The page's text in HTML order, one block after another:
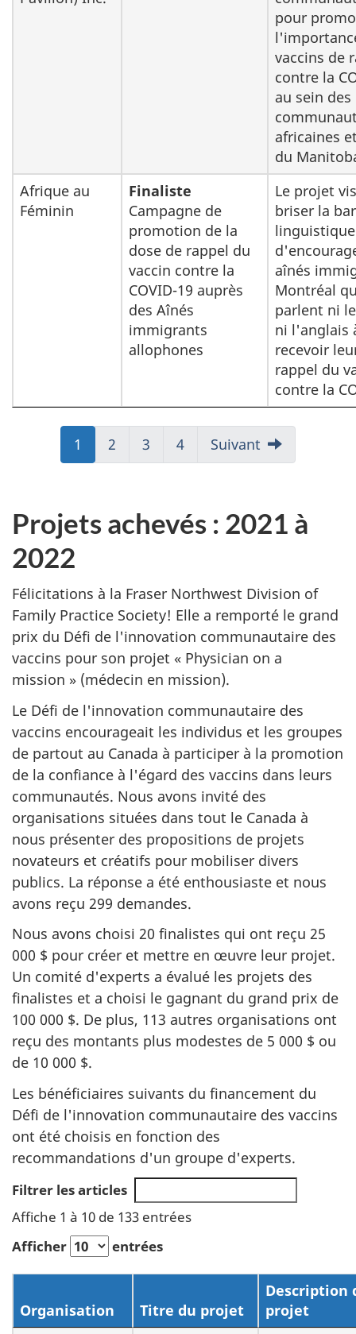
pour
vaccins de
contre la
au sein des
africaines
du
Afrique au
Féminin
Finaliste
Campagne de
promotion de la
dose de rappel du
vaccin contre la
COVID-19 auprès
des Aînés
immigrants
allophones
Le projet
briser la
aînés
Montréal
parlent ni
ni l'anglais
recevoir
rappel du
contre la
Aller
à:
1
Aller
à:
2
Aller
à:
3
Aller
à:
4 Suivant
Projets achevés : 2021 à
2022
Félicitations à la Fraser Northwest Division of
Family Practice Society! Elle a remporté le grand
prix du Défi de l'innovation communautaire des
vaccins pour son projet « Physician on a
mission » (médecin en mission).
Le Défi de l'innovation communautaire des
vaccins encourageait les individus et les groupes
de partout au Canada à participer à la promotion
de la confiance à l'égard des vaccins dans leurs
communautés. Nous avons invité des
organisations situées dans tout le Canada à
nous présenter des propositions de projets
novateurs et créatifs pour mobiliser divers
publics. La réponse a été enthousiaste et nous
avons reçu 299 demandes.
Nous avons choisi 20 finalistes qui ont reçu 25
000 $ pour créer et mettre en œuvre leur projet.
Un comité d'experts a évalué les projets des
finalistes et a choisi le gagnant du grand prix de
100 000 $. De plus, 113 autres organisations ont
reçu des montants plus modestes de 5 000 $ ou
de 10 000 $.
Les bénéficiaires suivants du financement du
Défi de l'innovation communautaire des vaccins
ont été choisis en fonction des
recommandations d'un groupe d'experts.
Filtrer les articles
Affiche 1 à 10 de 133 entrées
Afficher
entrées
Organisation Titre du projet
Description
projet